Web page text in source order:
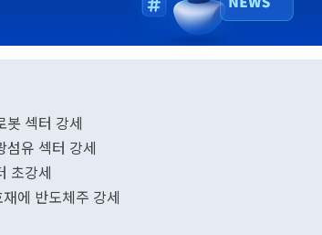
봇 섹터 강세
섬유 섹터 강세
초강세
에 반도체주 강세